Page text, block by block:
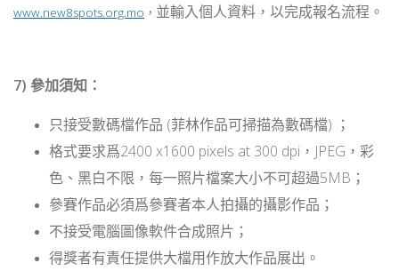
www.new8spots.org.mo ， 並輸入個人資料，以完成報名流程。
7) 參加須知：
只接受數碼檔作品 (菲林作品可掃描為數碼檔) ；
格式要求爲2400 x1600 pixels at 300 dpi，JPEG，彩
色、黑白不限，每一照片檔案大小不可超過5MB；
參賽作品必須爲參賽者本人拍攝的攝影作品；
不接受電腦圖像軟件合成照片；
得獎者有責任提供大檔用作放大作品展出。